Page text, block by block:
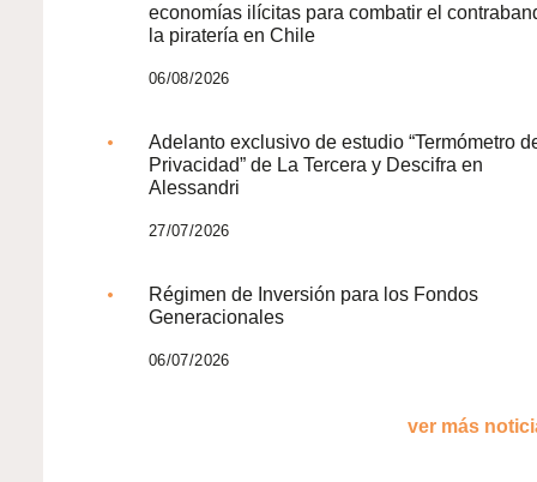
economías ilícitas para combatir el
la piratería en Chile
06/08/2026
Adelanto exclusivo de estudio “Termómetro
Privacidad” de La Tercera y Descifra en
Alessandri
27/07/2026
Régimen de Inversión para los Fondos
Generacionales
06/07/2026
ver más